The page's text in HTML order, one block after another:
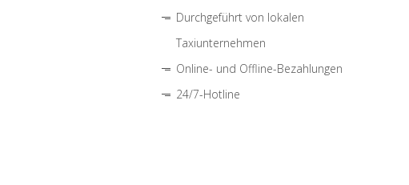
Durchgeführt von lokalen
Taxiunternehmen
Online- und Offline-Bezahlungen
24/7-Hotline